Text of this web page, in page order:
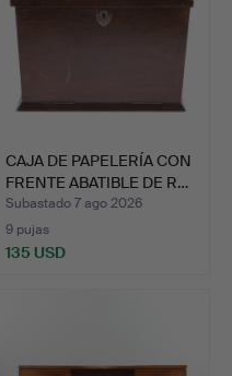
CAJA DE PAPELERÍA CON
FRENTE ABATIBLE DE R…
Subastado 7 ago 2026
9 pujas
135 USD